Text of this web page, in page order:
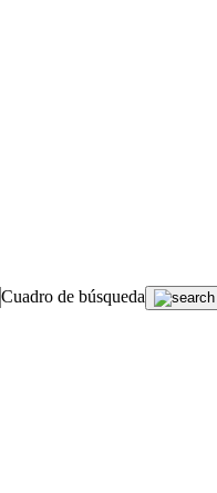
Cuadro de búsqueda